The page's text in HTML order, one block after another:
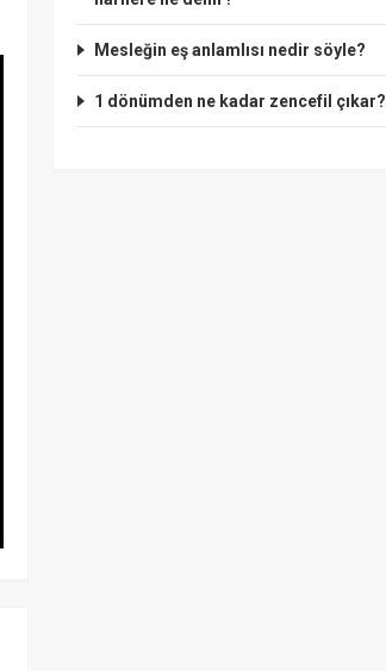
Mesleğin eş anlamlısı nedir söyle?
1 dönümden ne kadar zencefil çıkar?